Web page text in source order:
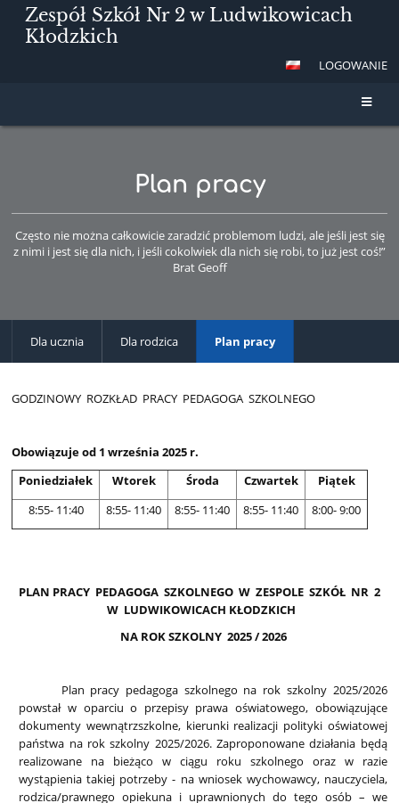
Zespół Szkół Nr 2 w Ludwikowicach
Kłodzkich
LOGOWANIE
Plan pracy
Często nie można całkowicie zaradzić problemom ludzi, ale jeśli jest się
z nimi i jest się dla nich, i jeśli cokolwiek dla nich się robi, to już jest coś!”
Brat Geoff
Dla ucznia Dla rodzica Plan pracy
GODZINOWY ROZKŁAD PRACY PEDAGOGA SZKOLNEGO
Obowiązuje od 1 września 2025 r.
Poniedziałek
Wtorek Środa Czwartek
Piątek
8:55- 11:40
8:55- 11:40 8:55- 11:40 8:55- 11:40 8:00- 9:00
PLAN PRACY PEDAGOGA SZKOLNEGO W ZESPOLE SZKÓŁ NR 2
W LUDWIKOWICACH KŁODZKICH
NA ROK SZKOLNY 2025 / 2026
Plan pracy pedagoga szkolnego na rok szkolny 2025/2026
powstał w oparciu o przepisy prawa oświatowego, obowiązujące
dokumenty wewnątrzszkolne, kierunki realizacji polityki oświatowej
państwa na rok szkolny 2025/2026. Zaproponowane działania będą
realizowane na bieżąco w ciągu roku szkolnego oraz w razie
wystąpienia takiej potrzeby - na wniosek wychowawcy, nauczyciela,
rodzica/prawnego opiekuna i uprawnionych do tego osób – we